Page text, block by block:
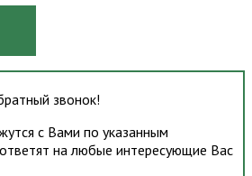
звонок!
с Вами по указанным
на любые интересующие Вас